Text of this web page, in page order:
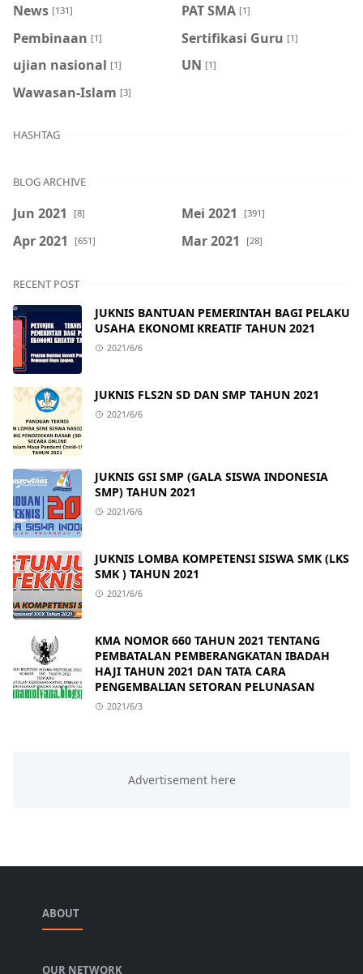
News [131] PAT SMA [1]
Pembinaan [1] Sertifikasi Guru [1]
ujian nasional [1] UN [1]
Wawasan-Islam [3]
HASHTAG
BLOG ARCHIVE
Jun 2021 [8] Mei 2021 [391]
Apr 2021 [651] Mar 2021 [28]
RECENT POST
JUKNIS BANTUAN PEMERINTAH BAGI PELAKU
USAHA EKONOMI KREATIF TAHUN 2021
2021/6/6
JUKNIS FLS2N SD DAN SMP TAHUN 2021
2021/6/6
JUKNIS GSI SMP (GALA SISWA INDONESIA
SMP) TAHUN 2021
2021/6/6
JUKNIS LOMBA KOMPETENSI SISWA SMK (LKS
SMK ) TAHUN 2021
2021/6/6
KMA NOMOR 660 TAHUN 2021 TENTANG
PEMBATALAN PEMBERANGKATAN IBADAH
HAJI TAHUN 2021 DAN TATA CARA
PENGEMBALIAN SETORAN PELUNASAN
2021/6/3
ABOUT
OUR NETWORK